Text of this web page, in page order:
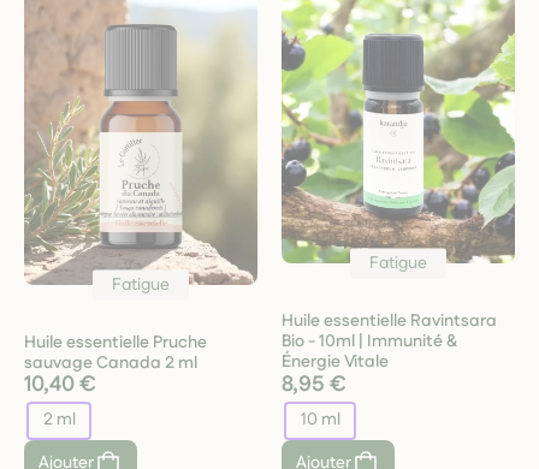
Fatigue
Huile essentielle Pruche
sauvage Canada 2 ml
10,40 €
2 ml
Ajouter
Fatigue
Huile essentielle Ravintsara
Bio - 10ml | Immunité &
Énergie Vitale
8,95 €
10 ml
Ajouter